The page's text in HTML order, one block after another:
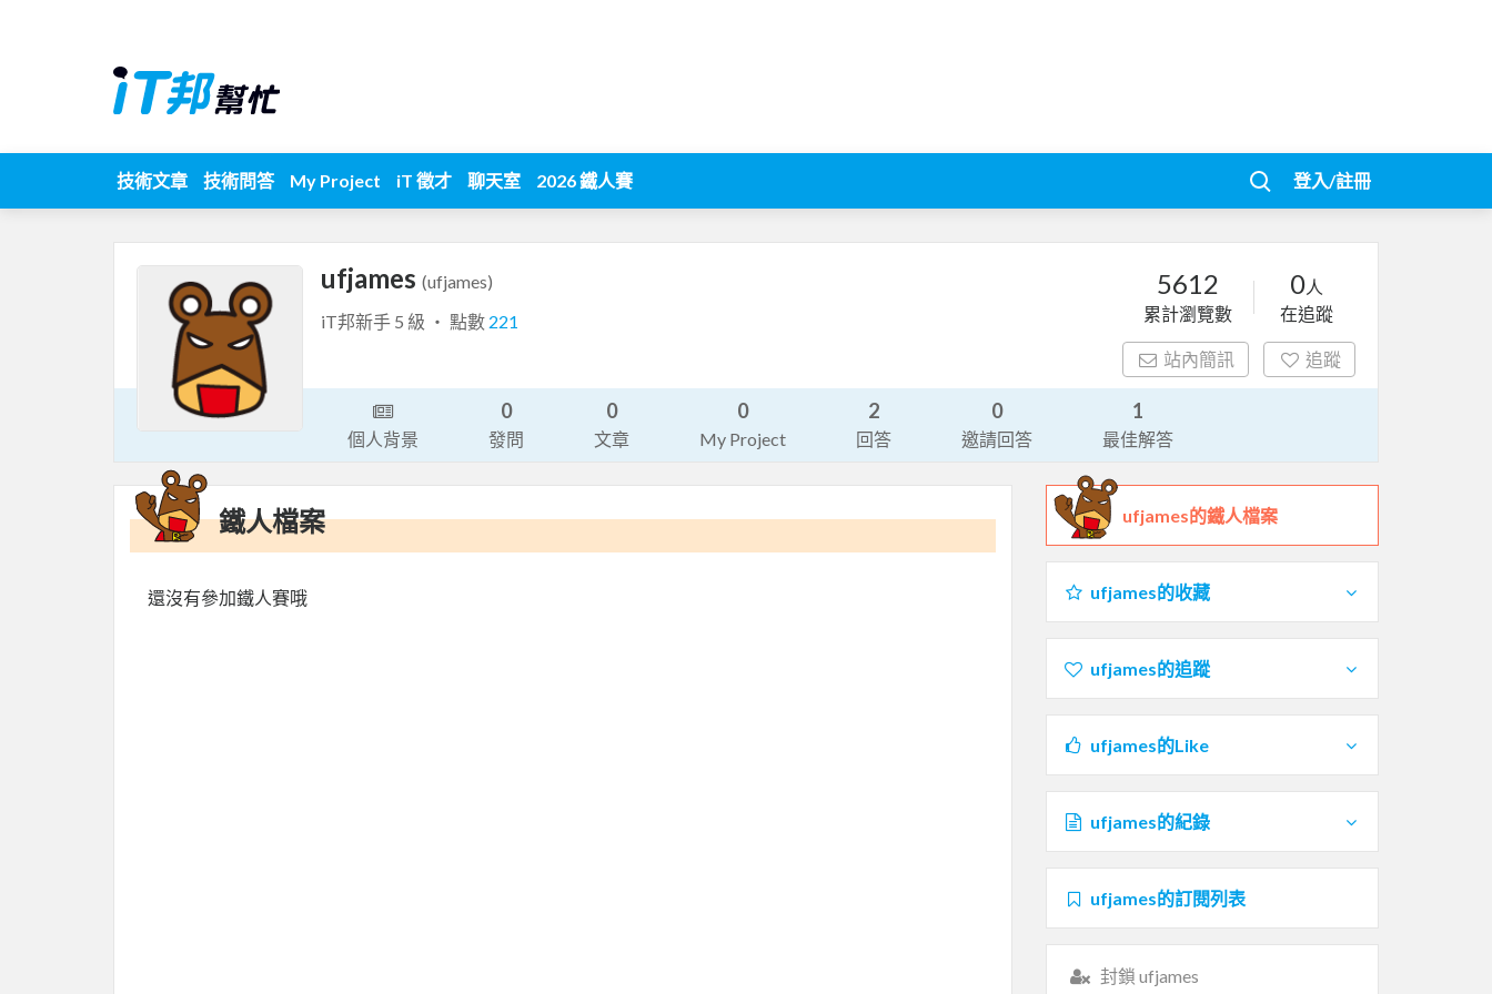
技術文章 技術問答 My Project iT 徵才 聊天室 2026 鐵人賽 登入/註冊
ufjames (ufjames)
iT邦新手 5 級 ‧ 點數 221
5612
累計瀏覽數
0人
在追蹤
站內簡訊 追蹤
個人背景
0
發問
0
文章
0
My Project
2
回答
0
邀請回答
1
最佳解答
鐵人檔案
還沒有參加鐵人賽哦
ufjames的鐵人檔案
ufjames的收藏
ufjames的追蹤
ufjames的Like
ufjames的紀錄
ufjames的訂閱列表
封鎖 ufjames